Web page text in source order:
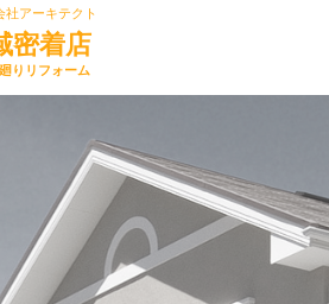
社アーキテクト
密着店
りリフォーム